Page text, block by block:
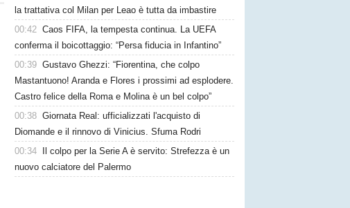
la trattativa col Milan per Leao è tutta da imbastire
00:42 Caos FIFA, la tempesta continua. La UEFA
conferma il boicottaggio: “Persa fiducia in Infantino”
00:39 Gustavo Ghezzi: “Fiorentina, che colpo
Mastantuono! Aranda e Flores i prossimi ad esplodere.
Castro felice della Roma e Molina è un bel colpo”
00:38 Giornata Real: ufficializzati l'acquisto di
Diomande e il rinnovo di Vinicius. Sfuma Rodri
00:34
Il colpo per la Serie A è servito: Strefezza è un
nuovo calciatore del Palermo